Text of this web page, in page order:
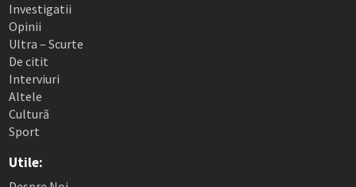
Investigatii
Opinii
Ultra – Scurte
De citit
Interviuri
Altele
Cultură
Sport
Utile: